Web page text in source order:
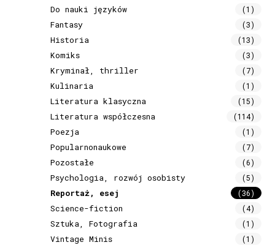
Do nauki języków (1)
Fantasy (3)
Historia (13)
Komiks (3)
Kryminał, thriller (7)
Kulinaria (1)
Literatura klasyczna (15)
Literatura współczesna (114)
Poezja (1)
Popularnonaukowe (7)
Pozostałe (6)
Psychologia, rozwój osobisty (5)
Reportaż, esej (36)
Science-fiction (4)
Sztuka, Fotografia (1)
Vintage Minis (1)